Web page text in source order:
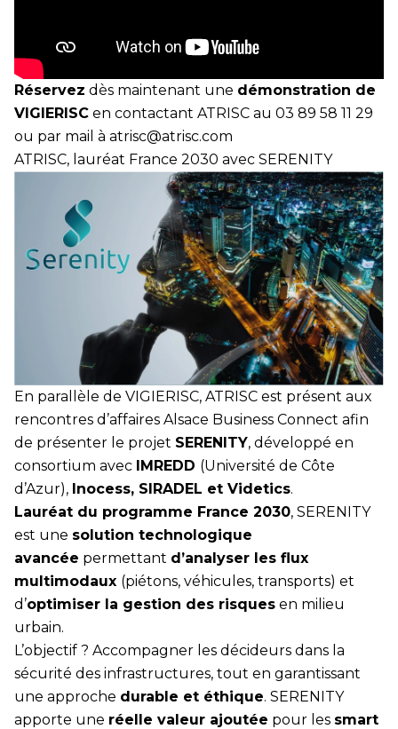
Réservez dès maintenant une démonstration de
VIGIERISC en contactant ATRISC au 03 89 58 11 29
ou par mail à atrisc@atrisc.com
ATRISC, lauréat France 2030 avec SERENITY
En parallèle de VIGIERISC, ATRISC est présent aux
rencontres d’affaires Alsace Business Connect afin
de présenter le projet SERENITY, développé en
consortium avec IMREDD (Université de Côte
d’Azur), Inocess, SIRADEL et Videtics.
Lauréat du programme France 2030, SERENITY
est une solution technologique
avancée permettant d’analyser les flux
multimodaux (piétons, véhicules, transports) et
d’optimiser la gestion des risques en milieu
urbain.
L’objectif ? Accompagner les décideurs dans la
sécurité des infrastructures, tout en garantissant
une approche durable et éthique. SERENITY
apporte une réelle valeur ajoutée pour les smart